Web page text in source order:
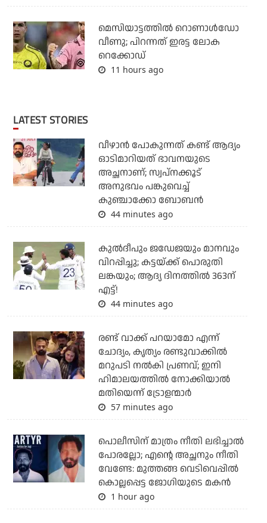
മെസിയാട്ടത്തില്‍ റൊണാള്‍ഡോ
വീണു; പിറന്നത് ഇരട്ട ലോക
റെക്കോഡ്
11 hours ago
LATEST STORIES
വീഴാന്‍ പോകുന്നത് കണ്ട് ആദ്യം
ഓടിമാറിയത് ഭാവനയുടെ
അച്ഛനാണ്; സ്വപ്‌നക്കൂട്
അനുഭവം പങ്കുവെച്ച്
കുഞ്ചാക്കോ ബോബന്‍
44 minutes ago
കുല്‍ദീപും ജഡേജയും മാനവും
വിറപ്പിച്ചു; കട്ടയ്ക്ക് പൊരുതി
ലങ്കയും; ആദ്യ ദിനത്തില്‍ 363ന്
എട്ട്!
44 minutes ago
രണ്ട് വാക്ക് പറയാമോ എന്ന്
ചോദ്യം, കൃത്യം രണ്ടുവാക്കില്‍
മറുപടി നല്‍കി പ്രണവ്; ഇനി
ഹിമാലയത്തില്‍ നോക്കിയാല്‍
മതിയെന്ന് ട്രോളന്മാര്‍
57 minutes ago
പൊലീസിന് മാത്രം നീതി ലഭിച്ചാല്‍
പോരല്ലോ; എന്റെ അച്ഛനും നീതി
വേണ്ടേ: മുത്തങ്ങ വെടിവെപ്പില്‍
കൊല്ലപ്പെട്ട ജോഗിയുടെ മകന്‍
1 hour ago